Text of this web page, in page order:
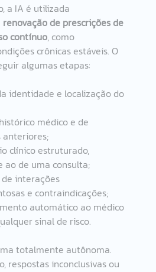
a IA é utilizada
renovação de prescrições de
contínuo, como
crônicas estáveis. O
algumas etapas:
identidade e localização do
médico e de
anteriores;
clínico estruturado,
ao de uma consulta;
interações
e contraindicações;
automático ao médico
sinal de risco.
totalmente autônoma.
respostas inconclusivas ou